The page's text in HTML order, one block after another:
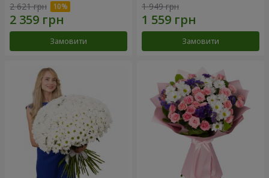
2 621 грн
Замовити
1 949 грн
Замовити